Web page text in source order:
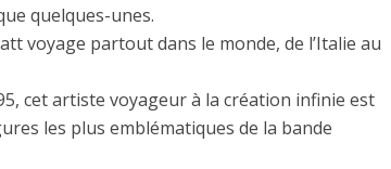
quelques-unes.
voyage partout dans le monde, de l’Italie au
cet artiste voyageur à la création infinie est
les plus emblématiques de la bande